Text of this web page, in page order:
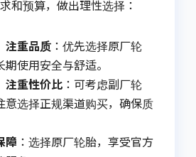
和预算，做出理性选择：
注重品质 ：优先选择原厂轮
使用安全与舒适。
注重性价比 ：可考虑副厂轮
意选择正规渠道购买，确保质
障 ：选择原厂轮胎，享受官方